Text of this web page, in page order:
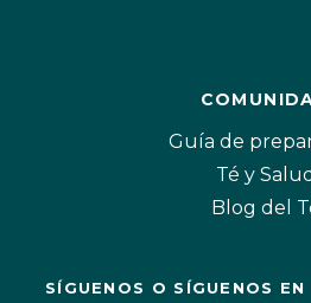
Guía de
Té y Salud
Blog del
SÍGUENOS O SÍGUENOS